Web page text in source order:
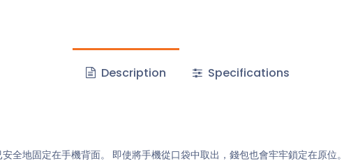
Description Specifications
全地固定在手機背面。 即使將手機從口袋中取出，錢包也會牢牢鎖定在原位。